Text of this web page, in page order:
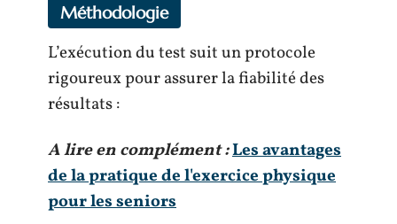
Méthodologie
L’exécution du test suit un protocole
rigoureux pour assurer la fiabilité des
résultats :
A lire en complément :Les avantages
de la pratique de l'exercice physique
pour les seniors